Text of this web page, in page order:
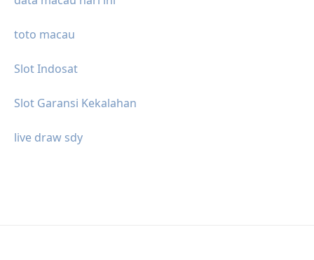
toto macau
Slot Indosat
Slot Garansi Kekalahan
live draw sdy